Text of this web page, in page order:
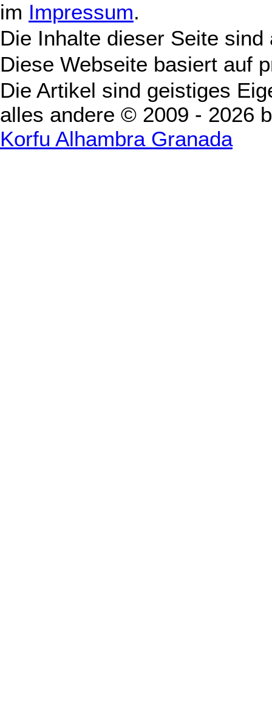
im Impressum.
Die Inhalte dieser Seite
Diese Webseite basiert auf
Die Artikel sind geistiges
alles andere © 2009 - 2026
Korfu Alhambra Granada